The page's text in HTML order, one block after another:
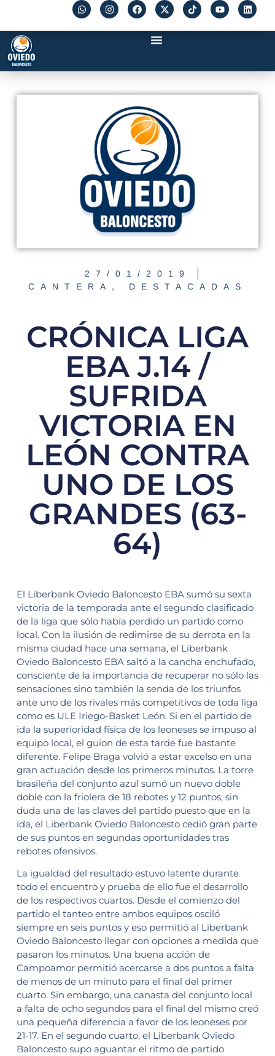
27/01/2019
CANTERA , DESTACADAS
CRÓNICA LIGA
EBA J.14 /
SUFRIDA
VICTORIA EN
LEÓN CONTRA
UNO DE LOS
GRANDES (63-
64)
El Liberbank Oviedo Baloncesto EBA sumó su sexta
victoria de la temporada ante el segundo clasificado
de la liga que sólo había perdido un partido como
local. Con la ilusión de redimirse de su derrota en la
misma ciudad hace una semana, el Liberbank
Oviedo Baloncesto EBA saltó a la cancha enchufado,
consciente de la importancia de recuperar no sólo las
sensaciones sino también la senda de los triunfos
ante uno de los rivales más competitivos de toda liga
como es ULE Iriego-Basket León. Si en el partido de
ida la superioridad física de los leoneses se impuso al
equipo local, el guion de esta tarde fue bastante
diferente. Felipe Braga volvió a estar excelso en una
gran actuación desde los primeros minutos. La torre
brasileña del conjunto azul sumó un nuevo doble
doble con la friolera de 18 rebotes y 12 puntos; sin
duda una de las claves del partido puesto que en la
ida, el Liberbank Oviedo Baloncesto cedió gran parte
de sus puntos en segundas oportunidades tras
rebotes ofensivos.
La igualdad del resultado estuvo latente durante
todo el encuentro y prueba de ello fue el desarrollo
de los respectivos cuartos. Desde el comienzo del
partido el tanteo entre ambos equipos osciló
siempre en seis puntos y eso permitió al Liberbank
Oviedo Baloncesto llegar con opciones a medida que
pasaron los minutos. Una buena acción de
Campoamor permitió acercarse a dos puntos a falta
de menos de un minuto para el final del primer
cuarto. Sin embargo, una canasta del conjunto local
a falta de ocho segundos para el final del mismo creó
una pequeña diferencia a favor de los leoneses por
21-17. En el segundo cuarto, el Liberbank Oviedo
Baloncesto supo aguantar el ritmo de partido